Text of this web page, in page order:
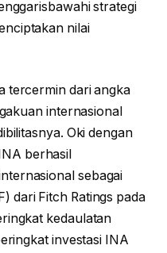
strategi
nilai
tercermin dari angka
internasional
Oki dengan
berhasil
sebagai
dari Fitch Ratings pada
kedaulatan
investasi INA